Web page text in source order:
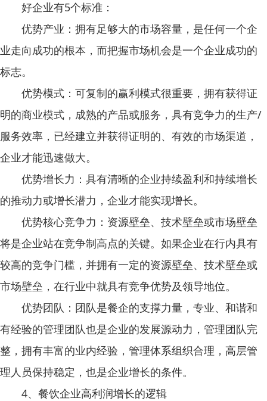
好企业有5个标准：
优势产业：拥有足够大的市场容量，是任何一个企
业走向成功的根本，而把握市场机会是一个企业成功的
标志。
优势模式：可复制的赢利模式很重要，拥有获得证
明的商业模式，成熟的产品或服务，具有竞争力的生产/
服务效率，已经建立并获得证明的、有效的市场渠道，
企业才能迅速做大。
优势增长力：具有清晰的企业持续盈利和持续增长
的推动力或增长潜力，企业才能实现增长。
优势核心竞争力：资源壁垒、技术壁垒或市场壁垒
将是企业站在竞争制高点的关键。如果企业在行内具有
较高的竞争门槛，并拥有一定的资源壁垒、技术壁垒或
市场壁垒，在行业中就具有竞争优势及领导地位。
优势团队：团队是餐企的支撑力量，专业、和谐和
有经验的管理团队也是企业的发展源动力，管理团队完
整，拥有丰富的业内经验，管理体系组织合理，高层管
理人员保持稳定，也是企业增长的条件。
4、餐饮企业高利润增长的逻辑